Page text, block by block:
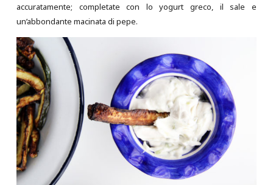
accuratamente; completate con lo yogurt greco, il sale e
un’abbondante macinata di pepe.